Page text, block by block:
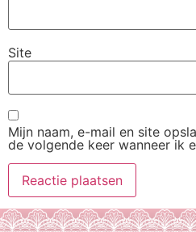
Site
Mijn naam, e-mail en site
de volgende keer wanneer ik